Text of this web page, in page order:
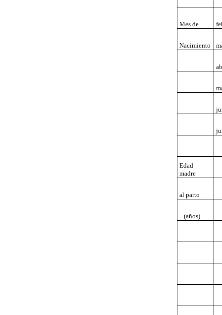
Mes de
Nacimiento
Edad
madre
al parto
(años)